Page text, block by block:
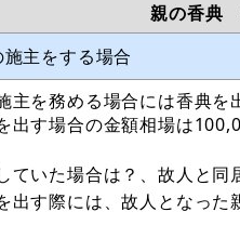
親の香典
施主をする場合
主を務める場合には香典を
出す場合の金額相場は
ていた場合は？、故人と同
出す際には、故人となっ